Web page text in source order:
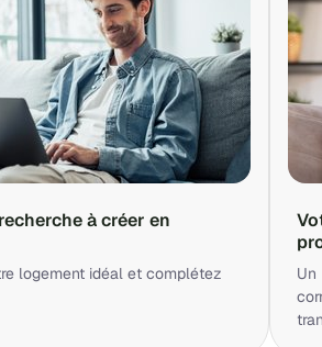
à créer en
logement idéal et complétez
Un